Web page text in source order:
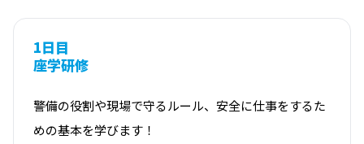
1日目
座学研修
警備の役割や現場で守るルール、安全に仕事をするた
めの基本を学びます！